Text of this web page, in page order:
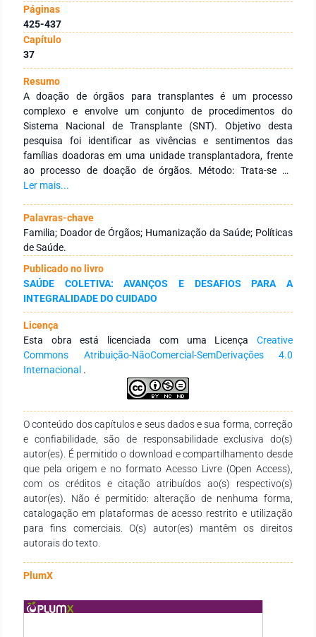
Páginas
425-437
Capítulo
37
Resumo
A doação de órgãos para transplantes é um processo
complexo e envolve um conjunto de procedimentos do
Sistema Nacional de Transplante (SNT). Objetivo desta
pesquisa foi identificar as vivências e sentimentos das
famílias doadoras em uma unidade transplantadora, frente
ao processo de doação de órgãos. Método: Trata-se de
pesquisa exploratória com abordagem qualitativa, tendo
selecionados mediante sorteio, das quais cinco se recusaram
a participar do estudo. Através de entrevistas
semiestruturadas com sete participantes, coletou-se dados
sociodemograficos e relativos as vivências do processo de
doação. Os achados foram transcritos e submetidos à
análise de conteúdo temático. Resultados: Os participantes
consideraram a pouca sensibilidade da equipe médica na
comunicação da morte encefálica do familiar potencial
doador e a ausência de suporte socioemocional diante da
situação vivenciada pela família. Conclusões: O estudo
identificou a necessidade de se oferecer maior apoio
socioemocional as famílias de potenciais e doadores efetivos
frente a vivencia do processo de doação, destacando
multidisciplinar para a humanização do processo,
entendendo que esta relação profissional/família consiste na
compreensão da totalidade do sujeito para a promoção da
integralidade do cuidado como previsto no Humaniza-SUS
Sistema Único de Saúde.
Ler mais...
Palavras-chave
Familia; Doador de Órgãos; Humanização da Saúde; Políticas
de Saúde.
Publicado no livro
SAÚDE COLETIVA: AVANÇOS E DESAFIOS PARA A
INTEGRALIDADE DO CUIDADO
Licença
Esta obra está licenciada com uma Licença Creative
Commons Atribuição-NãoComercial-SemDerivações 4.0
Internacional .
O conteúdo dos capítulos e seus dados e sua forma, correção
e confiabilidade, são de responsabilidade exclusiva do(s)
autor(es). É permitido o download e compartilhamento desde
que pela origem e no formato Acesso Livre (Open Access),
com os créditos e citação atribuídos ao(s) respectivo(s)
autor(es). Não é permitido: alteração de nenhuma forma,
catalogação em plataformas de acesso restrito e utilização
para fins comerciais. O(s) autor(es) mantêm os direitos
autorais do texto.
PlumX